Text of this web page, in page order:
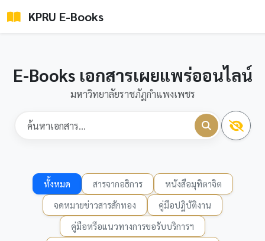
KPRU E-Books
E-Books เอกสารเผยแพร่ออนไลน์
มหาวิทยาลัยราชภัฏกำแพงเพชร
ทั้งหมด สารจากอธิการ
หนังสือมุทิตาจิต
จดหมายข่าวสารสักทอง
คู่มือปฏิบัติงาน
คู่มือหรือแนวทางการขอรับบริการฯ